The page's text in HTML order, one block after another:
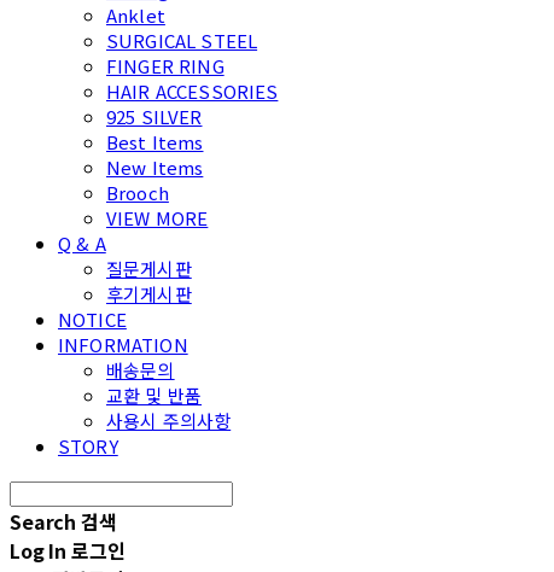
Anklet
SURGICAL STEEL
FINGER RING
HAIR ACCESSORIES
925 SILVER
Best Items
New Items
Brooch
VIEW MORE
Q & A
질문게시판
후기게시판
NOTICE
INFORMATION
배송문의
교환 및 반품
사용시 주의사항
STORY
Search 검색
Log In 로그인